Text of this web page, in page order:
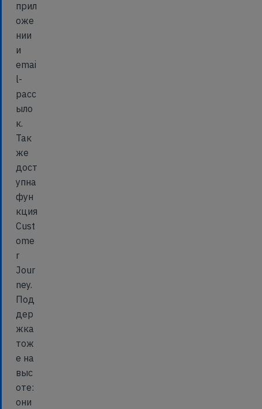
прил
оже
нии
и
emai
l-
расс
ыло
к.
Так
же
дост
упна
фун
кция
Cust
ome
r
Jour
ney.
Под
дер
жка
тож
е на
выс
оте:
они